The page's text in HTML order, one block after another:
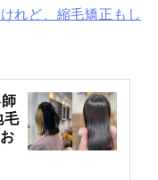
れど、縮毛矯正もし
毛